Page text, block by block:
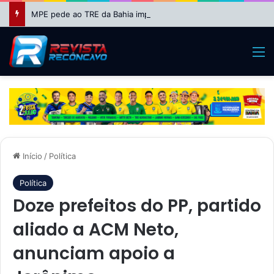
Início / Política
Política
Doze prefeitos do PP, partido
aliado a ACM Neto,
anunciam apoio a